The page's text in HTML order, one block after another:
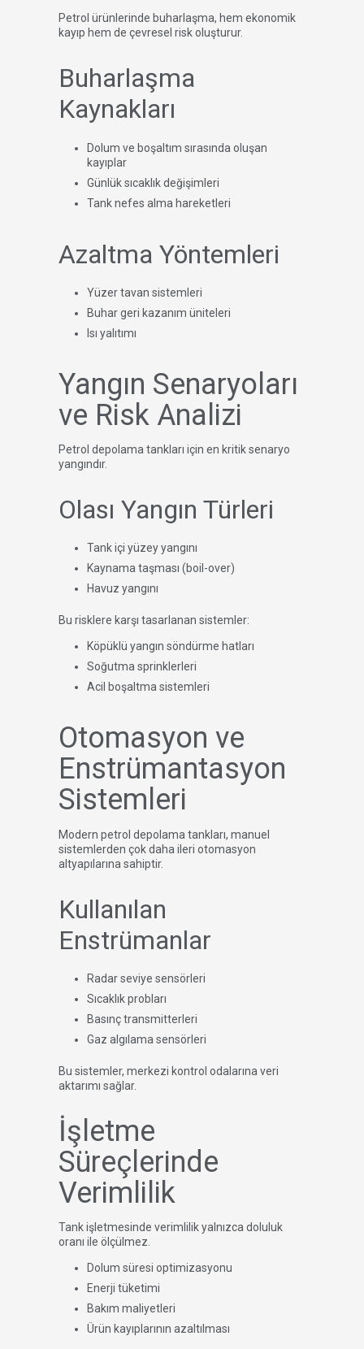
Petrol ürünlerinde buharlaşma, hem ekonomik
kayıp hem de çevresel risk oluşturur.
Buharlaşma
Kaynakları
Dolum ve boşaltım sırasında oluşan
kayıplar
Günlük sıcaklık değişimleri
Tank nefes alma hareketleri
Azaltma Yöntemleri
Yüzer tavan sistemleri
Buhar geri kazanım üniteleri
Isı yalıtımı
Yangın Senaryoları
ve Risk Analizi
Petrol depolama tankları için en kritik senaryo
yangındır.
Olası Yangın Türleri
Tank içi yüzey yangını
Kaynama taşması (boil-over)
Havuz yangını
Bu risklere karşı tasarlanan sistemler:
Köpüklü yangın söndürme hatları
Soğutma sprinklerleri
Acil boşaltma sistemleri
Otomasyon ve
Enstrümantasyon
Sistemleri
Modern petrol depolama tankları, manuel
sistemlerden çok daha ileri otomasyon
altyapılarına sahiptir.
Kullanılan
Enstrümanlar
Radar seviye sensörleri
Sıcaklık probları
Basınç transmitterleri
Gaz algılama sensörleri
Bu sistemler, merkezi kontrol odalarına veri
aktarımı sağlar.
İşletme
Süreçlerinde
Verimlilik
Tank işletmesinde verimlilik yalnızca doluluk
oranı ile ölçülmez.
Dolum süresi optimizasyonu
Enerji tüketimi
Bakım maliyetleri
Ürün kayıplarının azaltılması